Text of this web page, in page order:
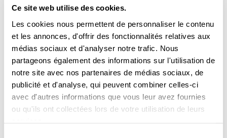
Ce site web utilise des cookies.
Les cookies nous permettent de personnaliser le contenu
et les annonces, d'offrir des fonctionnalités relatives aux
médias sociaux et d'analyser notre trafic. Nous
partageons également des informations sur l'utilisation de
notre site avec nos partenaires de médias sociaux, de
publicité et d'analyse, qui peuvent combiner celles-ci
avec d'autres informations que vous leur avez fournies
ou qu'ils ont collectées lors de votre utilisation de leurs
Continuer la lecture
Commentaires
Donnez votre avis sur le produit